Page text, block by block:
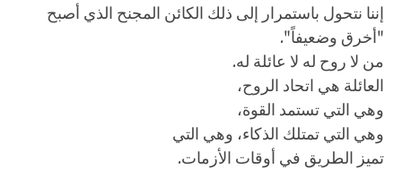
إننا نتحول باستمرار إلى ذلك الكائن المجنح الذي أصبح
"أخرق وضعيفاً".
من لا روح له لا عائلة له.
العائلة هي اتحاد الروح،
وهي التي تستمد القوة،
وهي التي تمتلك الذكاء، وهي التي
تميز الطريق في أوقات الأزمات.